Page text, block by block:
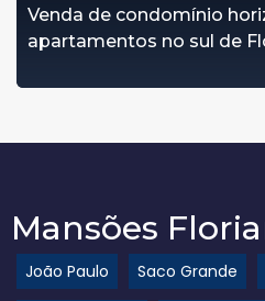
Venda de condomínio
apartamentos no sul de
Mansões
João Paulo Saco Grande